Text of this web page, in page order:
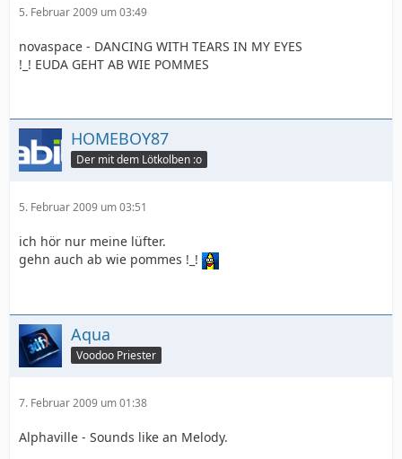
5. Februar 2009 um 03:49
novaspace - DANCING WITH TEARS IN MY EYES
!_! EUDA GEHT AB WIE POMMES
HOMEBOY87
Der mit dem Lötkolben :o
5. Februar 2009 um 03:51
ich hör nur meine lüfter.
gehn auch ab wie pommes !_!
Aqua
Voodoo Priester
7. Februar 2009 um 01:38
Alphaville - Sounds like an Melody.